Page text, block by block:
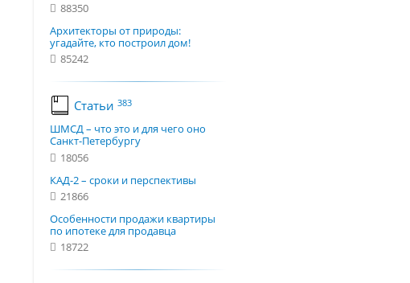
88350
Архитекторы от природы:
угадайте, кто построил дом!
85242
Статьи 383
ШМСД – что это и для чего оно
Санкт-Петербургу
18056
КАД-2 – сроки и перспективы
21866
Особенности продажи квартиры
по ипотеке для продавца
18722